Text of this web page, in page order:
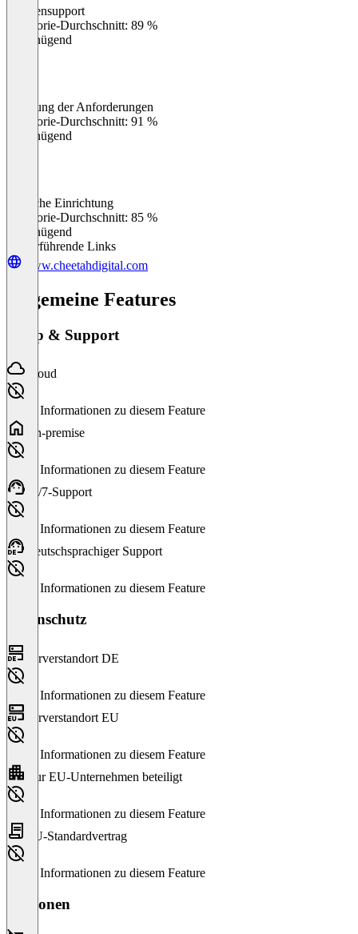
Kundensupport
Kategorie-Durchschnitt: 89 %
Ungenügend
Erfüllung der Anforderungen
Kategorie-Durchschnitt: 91 %
Ungenügend
Einfache Einrichtung
Kategorie-Durchschnitt: 85 %
Ungenügend
Weiterführende Links
www.cheetahdigital.com
Allgemeine Features
Setup & Support
Cloud
Keine Informationen zu diesem Feature
On-premise
Keine Informationen zu diesem Feature
24/7-Support
Keine Informationen zu diesem Feature
Deutschsprachiger Support
Keine Informationen zu diesem Feature
Datenschutz
Serverstandort DE
Keine Informationen zu diesem Feature
Serverstandort EU
Keine Informationen zu diesem Feature
Nur EU-Unternehmen beteiligt
Keine Informationen zu diesem Feature
EU-Standardvertrag
Keine Informationen zu diesem Feature
Versionen